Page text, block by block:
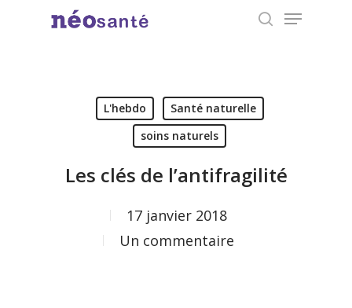
Menu
L'hebdo
Santé naturelle
soins naturels
Les clés de l’antifragilité
17 janvier 2018
Un commentaire